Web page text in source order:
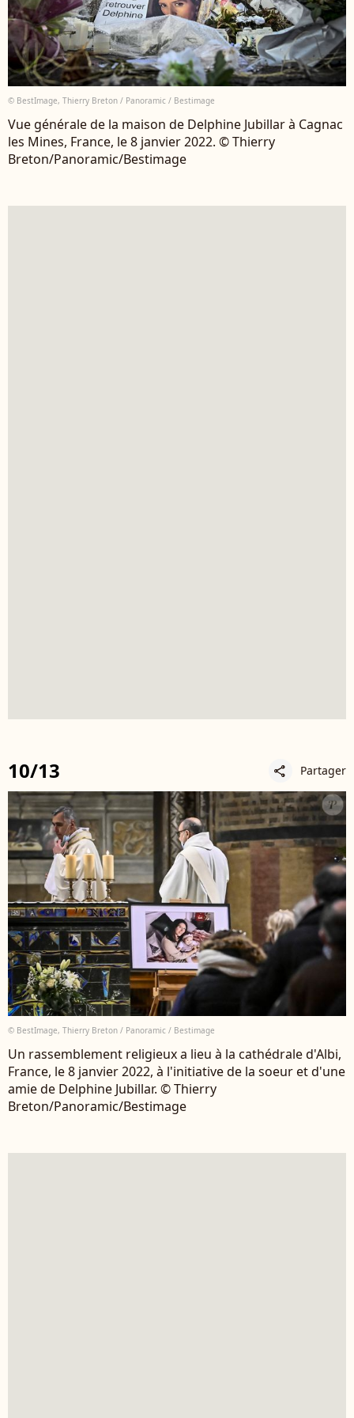
© BestImage, Thierry Breton / Panoramic / Bestimage
Vue générale de la maison de Delphine Jubillar à Cagnac
les Mines, France, le 8 janvier 2022. © Thierry
Breton/Panoramic/Bestimage
10/13 share Partager
© BestImage, Thierry Breton / Panoramic / Bestimage
Un rassemblement religieux a lieu à la cathédrale d'Albi,
France, le 8 janvier 2022, à l'initiative de la soeur et d'une
amie de Delphine Jubillar. © Thierry
Breton/Panoramic/Bestimage